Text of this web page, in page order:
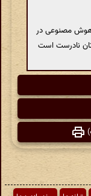
هوش مصنوعی در
نادرست است